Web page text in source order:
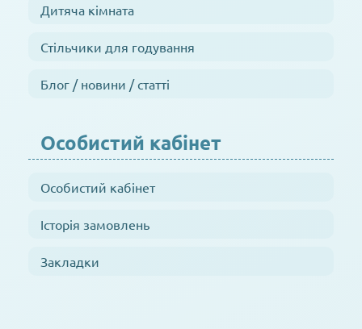
Дитяча кімната
Стільчики для годування
Блог / новини / статті
Особистий кабінет
Особистий кабінет
Історія замовлень
Закладки